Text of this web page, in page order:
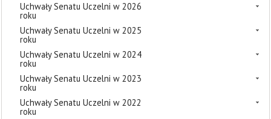
Uchwały Senatu Uczelni w 2026
roku
Uchwały Senatu Uczelni w 2025
roku
Uchwały Senatu Uczelni w 2024
roku
Uchwały Senatu Uczelni w 2023
roku
Uchwały Senatu Uczelni w 2022
roku